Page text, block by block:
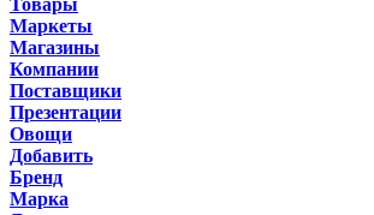
Товары
Маркеты
Магазины
Компании
Поставщики
Презентации
Овощи
Добавить
Бренд
Марка